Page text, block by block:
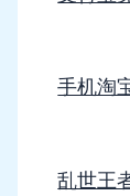
手机淘
乱世王